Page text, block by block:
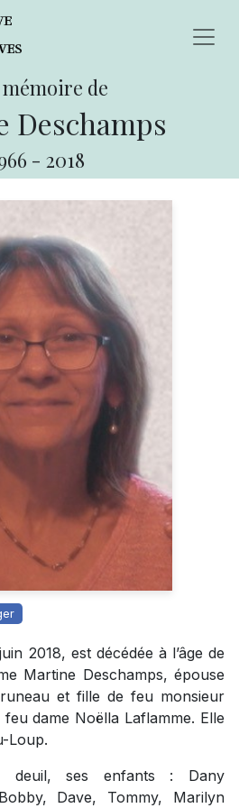
mémoire de
Deschamps
- 2018
2018, est décédée à l’âge de
Martine Deschamps, épouse
et fille de feu monsieur
dame Noëlla Laflamme. Elle
Loup.
deuil, ses enfants : Dany
Dave, Tommy, Marilyn